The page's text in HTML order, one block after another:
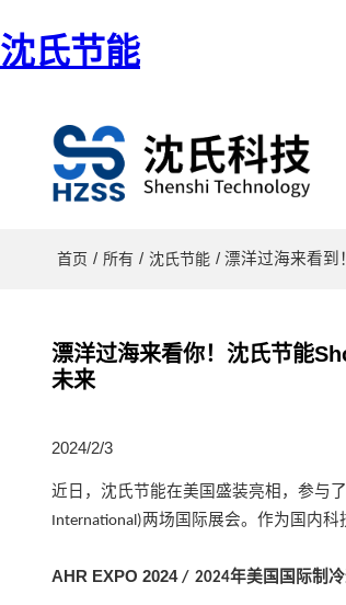
沈氏节能
首页 / 所有 / 沈氏节能 / 漂洋过海来看到
漂洋过海来看你！沈氏节能
未来
2024/2/3
近日，沈氏节能在美国盛装亮相，参与了
International)两场国际展会。作为国内科
AHR EXPO 2024 / 2024年美国国际制